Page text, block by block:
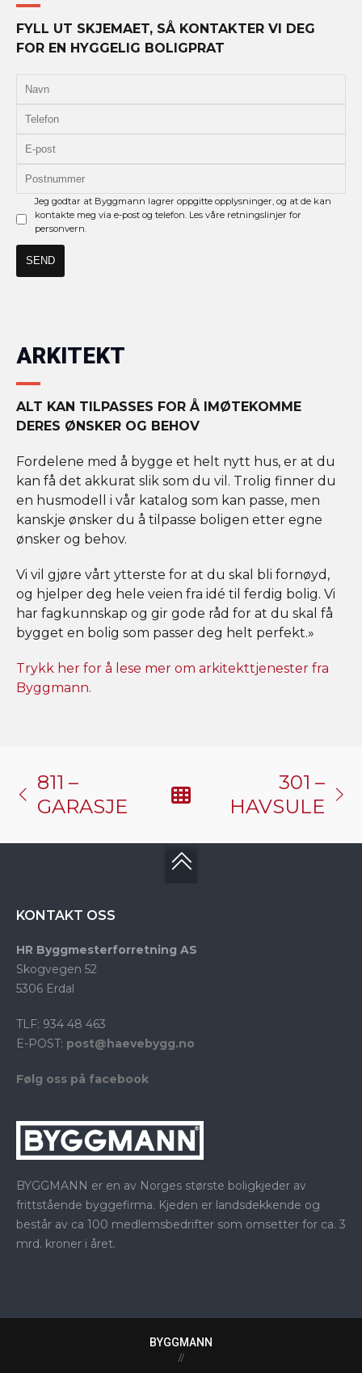
FYLL UT SKJEMAET, SÅ KONTAKTER VI DEG
FOR EN HYGGELIG BOLIGPRAT
Jeg godtar at Byggmann lagrer oppgitte opplysninger, og at de kan
kontakte meg via e-post og telefon. Les våre retningslinjer for
personvern.
ARKITEKT
ALT KAN TILPASSES FOR Å IMØTEKOMME
DERES ØNSKER OG BEHOV
Fordelene med å bygge et helt nytt hus, er at du
kan få det akkurat slik som du vil. Trolig finner du
en husmodell i vår katalog som kan passe, men
kanskje ønsker du å tilpasse boligen etter egne
ønsker og behov.
Vi vil gjøre vårt ytterste for at du skal bli fornøyd,
og hjelper deg hele veien fra idé til ferdig bolig. Vi
har fagkunnskap og gir gode råd for at du skal få
bygget en bolig som passer deg helt perfekt.»
Trykk her for å lese mer om arkitekttjenester fra
Byggmann.
811 –
GARASJE
301 –
HAVSULE
KONTAKT OSS
HR Byggmesterforretning AS
Skogvegen 52
5306 Erdal
TLF: 934 48 463
E-POST: post@haevebygg.no
Følg oss på facebook
BYGGMANN er en av Norges største boligkjeder av
frittstående byggefirma. Kjeden er landsdekkende og
består av ca 100 medlemsbedrifter som omsetter for ca. 3
mrd. kroner i året.
BYGGMANN
//